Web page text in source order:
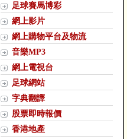
足球賽馬博彩
網上影片
網上購物平台及物流
音樂MP3
網上電視台
足球網站
字典翻譯
股票即時報價
香港地產